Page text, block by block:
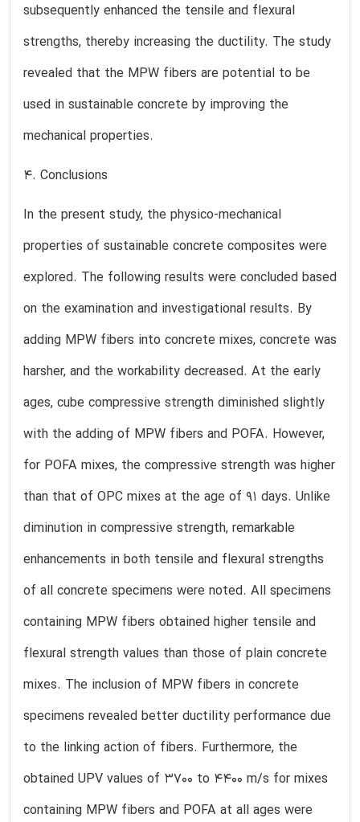
subsequently enhanced the tensile and flexural
strengths, thereby increasing the ductility. The study
revealed that the MPW fibers are potential to be
used in sustainable concrete by improving the
mechanical properties.
4. Conclusions
In the present study, the physico-mechanical
properties of sustainable concrete composites were
explored. The following results were concluded based
on the examination and investigational results. By
adding MPW fibers into concrete mixes, concrete was
harsher, and the workability decreased. At the early
ages, cube compressive strength diminished slightly
with the adding of MPW fibers and POFA. However,
for POFA mixes, the compressive strength was higher
than that of OPC mixes at the age of 91 days. Unlike
diminution in compressive strength, remarkable
enhancements in both tensile and flexural strengths
of all concrete specimens were noted. All specimens
containing MPW fibers obtained higher tensile and
flexural strength values than those of plain concrete
mixes. The inclusion of MPW fibers in concrete
specimens revealed better ductility performance due
to the linking action of fibers. Furthermore, the
obtained UPV values of 3700 to 4400 m/s for mixes
containing MPW fibers and POFA at all ages were